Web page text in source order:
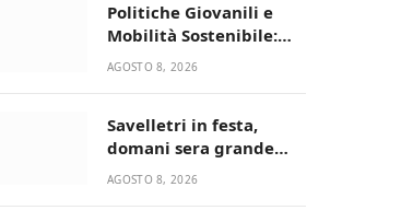
Politiche Giovanili e
Mobilità Sostenibile:
premiati gli studenti
AGOSTO 8, 2026
Savelletri in festa,
domani sera grande
spettacolo con Uccio De
AGOSTO 8, 2026